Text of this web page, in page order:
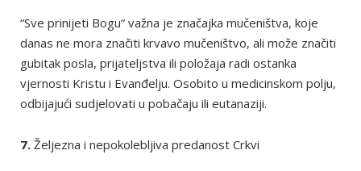
“Sve prinijeti Bogu“ važna je značajka mučeništva, koje
danas ne mora značiti krvavo mučeništvo, ali može značiti
gubitak posla, prijateljstva ili položaja radi ostanka
vjernosti Kristu i Evanđelju. Osobito u medicinskom polju,
odbijajući sudjelovati u pobačaju ili eutanaziji.
7. Željezna i nepokolebljiva predanost Crkvi